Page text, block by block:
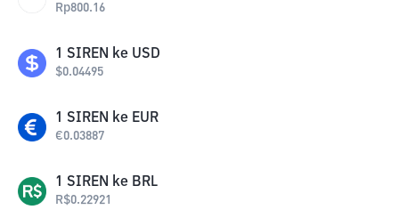
Rp800.16
1 SIREN ke USD
$0.04495
1 SIREN ke EUR
€0.03887
1 SIREN ke BRL
R$0.22921